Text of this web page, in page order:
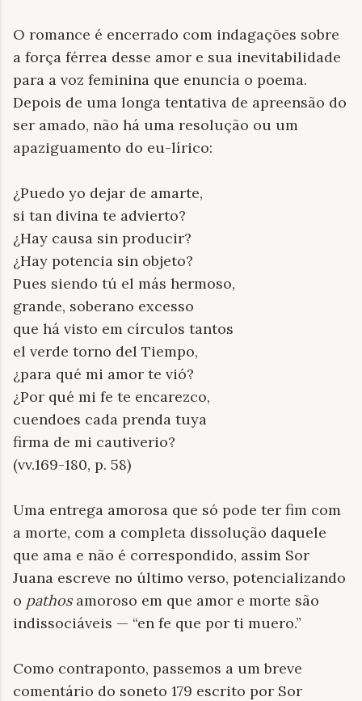
O romance é encerrado com indagações sobre
a força férrea desse amor e sua inevitabilidade
para a voz feminina que enuncia o poema.
Depois de uma longa tentativa de apreensão do
ser amado, não há uma resolução ou um
apaziguamento do eu-lírico:
¿Puedo yo dejar de amarte,
si tan divina te advierto?
¿Hay causa sin producir?
¿Hay potencia sin objeto?
Pues siendo tú el más hermoso,
grande, soberano excesso
que há visto em círculos tantos
el verde torno del Tiempo,
¿para qué mi amor te vió?
¿Por qué mi fe te encarezco,
cuendoes cada prenda tuya
firma de mi cautiverio?
(vv.169-180, p. 58)
Uma entrega amorosa que só pode ter fim com
a morte, com a completa dissolução daquele
que ama e não é correspondido, assim Sor
Juana escreve no último verso, potencializando
o pathosamoroso em que amor e morte são
indissociáveis — “en fe que por ti muero.”
Como contraponto, passemos a um breve
comentário do soneto 179 escrito por Sor